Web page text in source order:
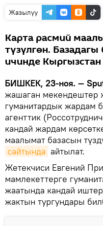
Жазылуу
Карта расмий
түзүлгөн.
ичинде Кыргызстан
БИШКЕК, 23-ноя. —
жашаган мекендештер
гуманитардык жардам
агенттик
кандай жардам
маалымат базасын
сайтында айтылат.
Жетекчиси Евгений
мамлекеттерге
жаатында кандай
жактын тургундары